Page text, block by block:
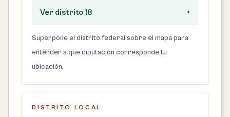
Ver distrito 18 +
Superpone el distrito federal sobre el mapa para
entender a qué diputación corresponde tu
ubicación.
DISTRITO LOCAL